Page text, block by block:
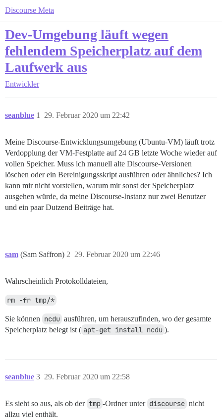
Discourse Meta
Dev-Umgebung läuft wegen
fehlendem Speicherplatz auf dem
Laufwerk aus
Entwickler
seanblue 29. Februar 2020 um 22:42
1
Meine Discourse-Entwicklungsumgebung (Ubuntu-VM) läuft trotz
Verdopplung der VM-Festplatte auf 24 GB letzte Woche wieder auf
vollen Speicher. Muss ich manuell alte Discourse-Versionen
löschen oder ein Bereinigungsskript ausführen oder ähnliches? Ich
kann mir nicht vorstellen, warum mir sonst der Speicherplatz
ausgehen würde, da meine Discourse-Instanz nur zwei Benutzer
und ein paar Dutzend Beiträge hat.
sam (Sam Saffron) 29. Februar 2020 um 22:46
2
Wahrscheinlich Protokolldateien,
rm -fr tmp/*
Sie können ncdu ausführen, um herauszufinden, wo der gesamte
Speicherplatz belegt ist ( apt-get install ncdu ).
seanblue 29. Februar 2020 um 22:58
3
Es sieht so aus, als ob der tmp -Ordner unter discourse nicht
allzu viel enthält.